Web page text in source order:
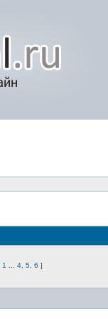
1 4 5 6 ]